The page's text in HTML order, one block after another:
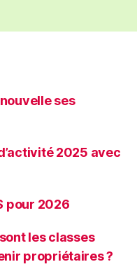
ses
2025 avec
pour 2026
les classes
propriétaires ?